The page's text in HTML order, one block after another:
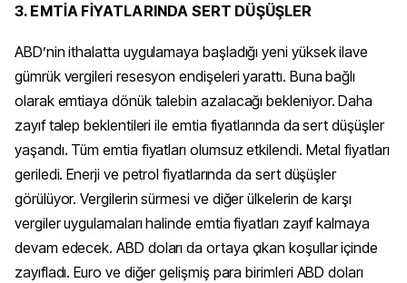
3. EMTİA FİYATLARINDA SERT DÜŞÜŞLER
ABD’nin ithalatta uygulamaya başladığı yeni yüksek ilave
gümrük vergileri resesyon endişeleri yarattı. Buna bağlı
olarak emtiaya dönük talebin azalacağı bekleniyor. Daha
zayıf talep beklentileri ile emtia fiyatlarında da sert düşüşler
yaşandı. Tüm emtia fiyatları olumsuz etkilendi. Metal fiyatları
geriledi. Enerji ve petrol fiyatlarında da sert düşüşler
görülüyor. Vergilerin sürmesi ve diğer ülkelerin de karşı
vergiler uygulamaları halinde emtia fiyatları zayıf kalmaya
devam edecek. ABD doları da ortaya çıkan koşullar içinde
zayıfladı. Euro ve diğer gelişmiş para birimleri ABD doları